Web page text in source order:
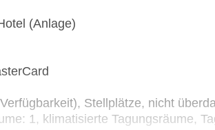
(Anlage)
Stellplätze, nicht
1, klimatisierte Tagungsräume,